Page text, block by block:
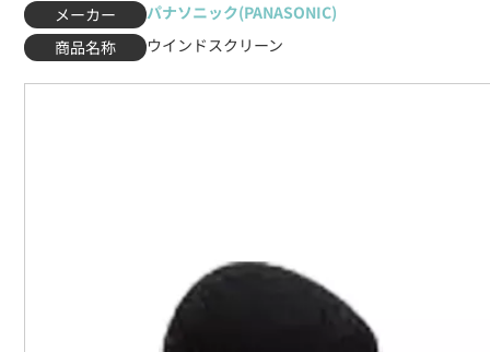
メーカー
パナソニック(PANASONIC)
商品名称
ウインドスクリーン